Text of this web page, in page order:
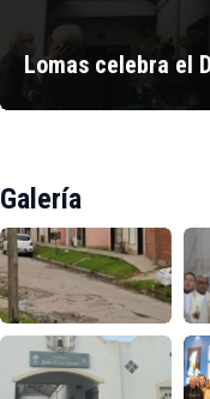
Lomas celebra el
Galería